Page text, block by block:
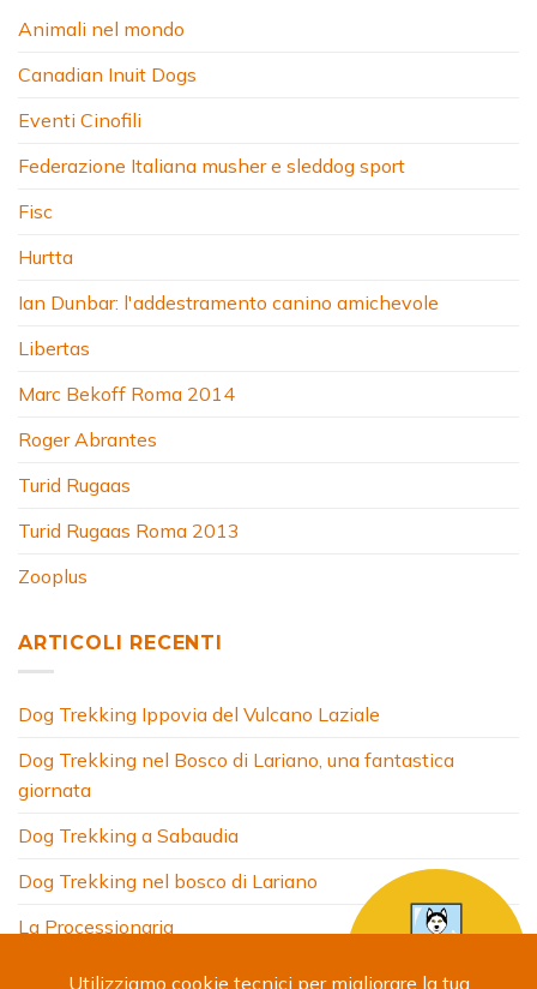
Animali nel mondo
Canadian Inuit Dogs
Eventi Cinofili
Federazione Italiana musher e sleddog sport
Fisc
Hurtta
Ian Dunbar: l'addestramento canino amichevole
Libertas
Marc Bekoff Roma 2014
Roger Abrantes
Turid Rugaas
Turid Rugaas Roma 2013
Zooplus
ARTICOLI RECENTI
Dog Trekking Ippovia del Vulcano Laziale
Dog Trekking nel Bosco di Lariano, una fantastica
giornata
Dog Trekking a Sabaudia
Dog Trekking nel bosco di Lariano
La Processionaria